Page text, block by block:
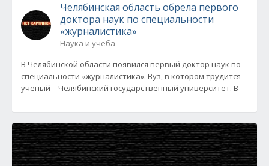
Челябинская область обрела первого
доктора наук по специальности
«журналистика»
Наука и учеба
В Челябинской области появился первый доктор наук по
специальности «журналистика». Вуз, в котором трудится
ученый – Челябинский государственный университет. В